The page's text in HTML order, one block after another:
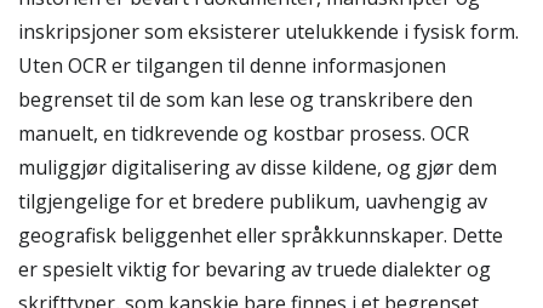
inskripsjoner som eksisterer utelukkende i fysisk form.
Uten OCR er tilgangen til denne informasjonen
begrenset til de som kan lese og transkribere den
manuelt, en tidkrevende og kostbar prosess. OCR
muliggjør digitalisering av disse kildene, og gjør dem
tilgjengelige for et bredere publikum, uavhengig av
geografisk beliggenhet eller språkkunnskaper. Dette
er spesielt viktig for bevaring av truede dialekter og